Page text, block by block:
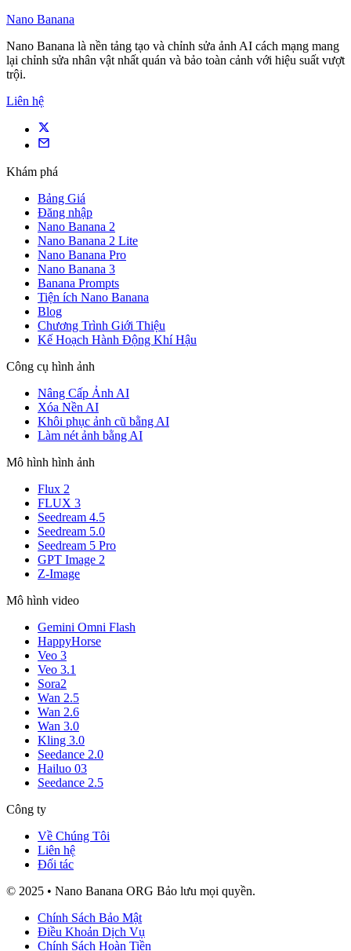
Nano Banana
Nano Banana là nền tảng tạo và chỉnh sửa ảnh AI cách mạng mang
lại chỉnh sửa nhân vật nhất quán và bảo toàn cảnh với hiệu suất vượt
trội.
Liên hệ
Khám phá
Bảng Giá
Đăng nhập
Nano Banana 2
Nano Banana 2 Lite
Nano Banana Pro
Nano Banana 3
Banana Prompts
Tiện ích Nano Banana
Blog
Chương Trình Giới Thiệu
Kế Hoạch Hành Động Khí Hậu
Công cụ hình ảnh
Nâng Cấp Ảnh AI
Xóa Nền AI
Khôi phục ảnh cũ bằng AI
Làm nét ảnh bằng AI
Mô hình hình ảnh
Flux 2
FLUX 3
Seedream 4.5
Seedream 5.0
Seedream 5 Pro
GPT Image 2
Z-Image
Mô hình video
Gemini Omni Flash
HappyHorse
Veo 3
Veo 3.1
Sora2
Wan 2.5
Wan 2.6
Wan 3.0
Kling 3.0
Seedance 2.0
Hailuo 03
Seedance 2.5
Công ty
Về Chúng Tôi
Liên hệ
Đối tác
© 2025 • Nano Banana ORG Bảo lưu mọi quyền.
Chính Sách Bảo Mật
Điều Khoản Dịch Vụ
Chính Sách Hoàn Tiền